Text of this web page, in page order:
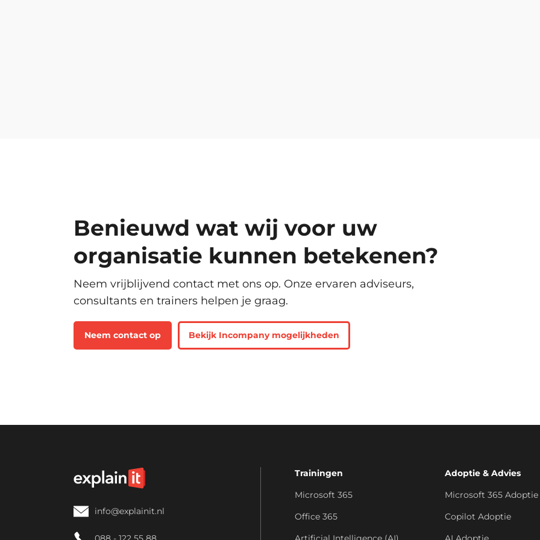
Benieuwd wat wij voor uw
organisatie kunnen betekenen?
Neem vrijblijvend contact met ons op. Onze ervaren adviseurs,
consultants en trainers helpen je graag.
Neem contact op Bekijk Incompany mogelijkheden
info@explainit.nl
Trainingen
Microsoft 365
Office 365
Adoptie & Advies
Microsoft 365 Adoptie
Copilot Adoptie